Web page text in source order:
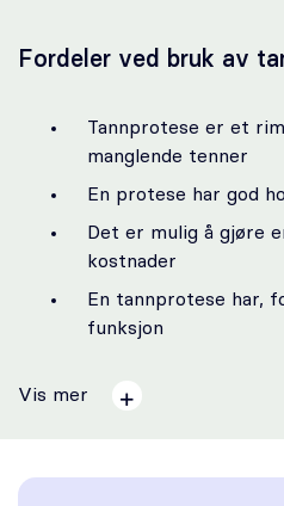
Fordeler ved bruk av
Tannprotese er et
manglende tenner
En protese har god
Det er mulig å gjøre
kostnader
En tannprotese har,
funksjon
Vis mer